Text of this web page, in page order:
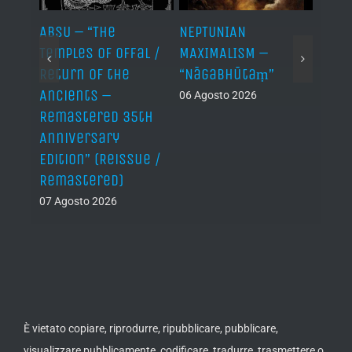
ABSU – “The
Temples of Offal /
Return of the
Ancients –
Remastered 35th
Anniversary
Edition” (Reissue /
Remastered)
07 Agosto 2026
NEPTUNIAN
MAXIMALISM –
“Nāgabhūtaṃ”
06 Agosto 2026
È vietato copiare, riprodurre, ripubblicare, pubblicare,